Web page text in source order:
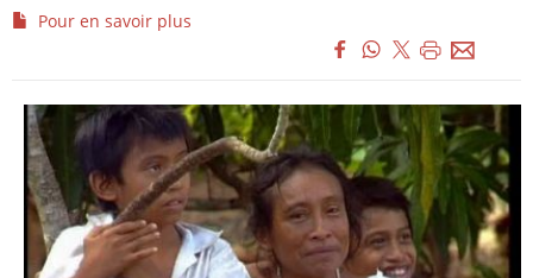
Pour en savoir plus